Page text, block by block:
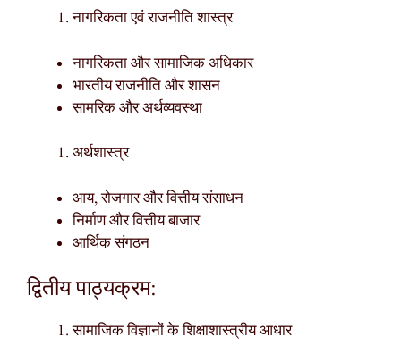
नागरिकता एवं राजनीति शास्त्र
नागरिकता और सामाजिक अधिकार
भारतीय राजनीति और शासन
सामरिक और अर्थव्यवस्था
अर्थशास्त्र
आय, रोजगार और वित्तीय संसाधन
निर्माण और वित्तीय बाजार
आर्थिक संगठन
द्वितीय पाठ्यक्रम:
सामाजिक विज्ञानों के शिक्षाशास्त्रीय आधार